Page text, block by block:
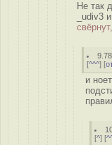
Не так
_udiv3
свёрнут,
9.78
[^^^] [
и
[^] [